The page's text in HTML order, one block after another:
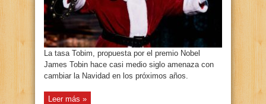
La tasa Tobim, propuesta por el premio Nobel
James Tobin hace casi medio siglo amenaza con
cambiar la Navidad en los próximos años.
Leer más »